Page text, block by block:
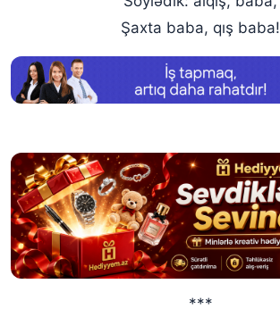
Şaxta baba, qış baba!
***